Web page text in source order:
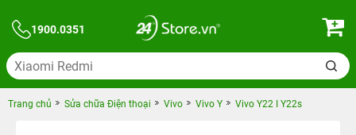
1900.0351
Trang chủ Sửa chữa Điện thoại Vivo Vivo Y Vivo Y22 I Y22s